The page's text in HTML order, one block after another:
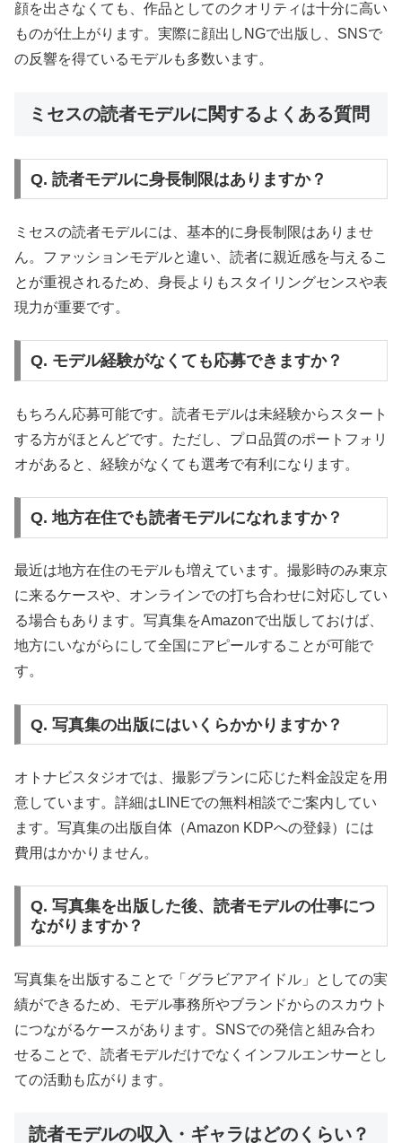
顔を出さなくても、作品としてのクオリティは十分に高い
ものが仕上がります。実際に顔出しNGで出版し、SNSで
の反響を得ているモデルも多数います。
ミセスの読者モデルに関するよくある質問
Q. 読者モデルに身長制限はありますか？
ミセスの読者モデルには、基本的に身長制限はありませ
ん。ファッションモデルと違い、読者に親近感を与えるこ
とが重視されるため、身長よりもスタイリングセンスや表
現力が重要です。
Q. モデル経験がなくても応募できますか？
もちろん応募可能です。読者モデルは未経験からスタート
する方がほとんどです。ただし、プロ品質のポートフォリ
オがあると、経験がなくても選考で有利になります。
Q. 地方在住でも読者モデルになれますか？
最近は地方在住のモデルも増えています。撮影時のみ東京
に来るケースや、オンラインでの打ち合わせに対応してい
る場合もあります。写真集をAmazonで出版しておけば、
地方にいながらにして全国にアピールすることが可能で
す。
Q. 写真集の出版にはいくらかかりますか？
オトナビスタジオでは、撮影プランに応じた料金設定を用
意しています。詳細はLINEでの無料相談でご案内してい
ます。写真集の出版自体（Amazon KDPへの登録）には
費用はかかりません。
Q. 写真集を出版した後、読者モデルの仕事につ
ながりますか？
写真集を出版することで「グラビアアイドル」としての実
績ができるため、モデル事務所やブランドからのスカウト
につながるケースがあります。SNSでの発信と組み合わ
せることで、読者モデルだけでなくインフルエンサーとし
ての活動も広がります。
読者モデルの収入・ギャラはどのくらい？